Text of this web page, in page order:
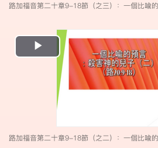
路加福音第二十章9-18節（之三）：一個比喩
Play
Video
路加福音第二十章9-18節（之二）：一個比喩